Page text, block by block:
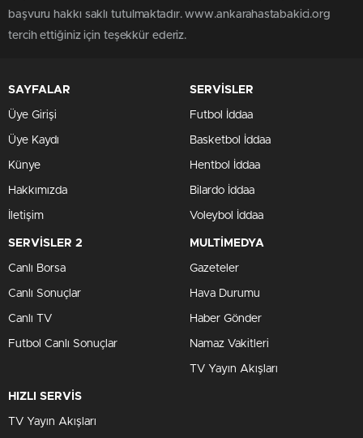
başvuru hakkı saklı tutulmaktadır. www.ankarahastabakici.org
tercih ettiğiniz için teşekkür ederiz.
SAYFALAR
Üye Girişi
Üye Kaydı
Künye
Hakkımızda
İletişim
SERVİSLER
Futbol İddaa
Basketbol İddaa
Hentbol İddaa
Bilardo İddaa
Voleybol İddaa
SERVİSLER 2
Canlı Borsa
Canlı Sonuçlar
Canlı TV
Futbol Canlı Sonuçlar
MULTİMEDYA
Gazeteler
Hava Durumu
Haber Gönder
Namaz Vakitleri
TV Yayın Akışları
HIZLI SERVİS
TV Yayın Akışları